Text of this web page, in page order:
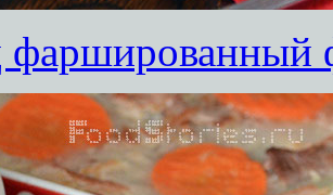
фаршированный